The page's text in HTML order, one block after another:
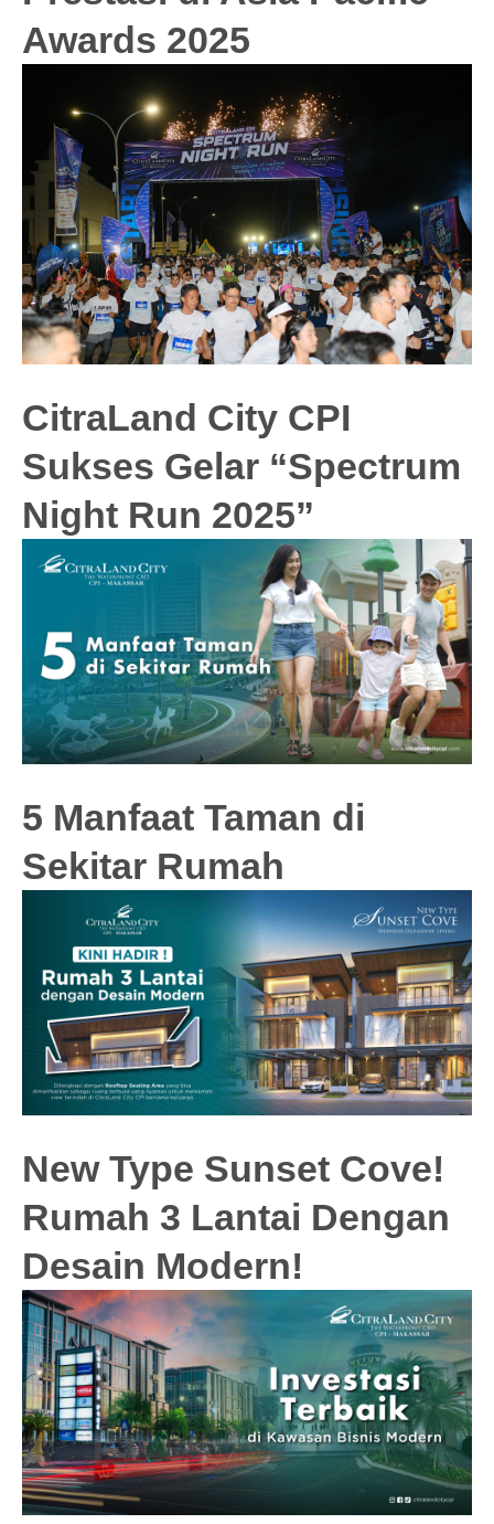
Awards 2025
CitraLand City CPI
Sukses Gelar “Spectrum
Night Run 2025”
5 Manfaat Taman di
Sekitar Rumah
New Type Sunset Cove!
Rumah 3 Lantai Dengan
Desain Modern!